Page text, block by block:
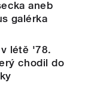
aneb
galérka
létě '78.
chodil do